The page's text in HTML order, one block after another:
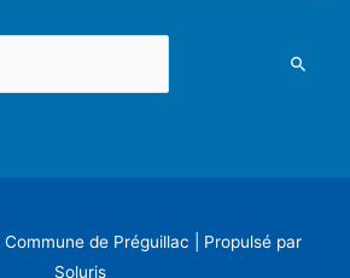
Commune de Préguillac | Propulsé par
Soluris